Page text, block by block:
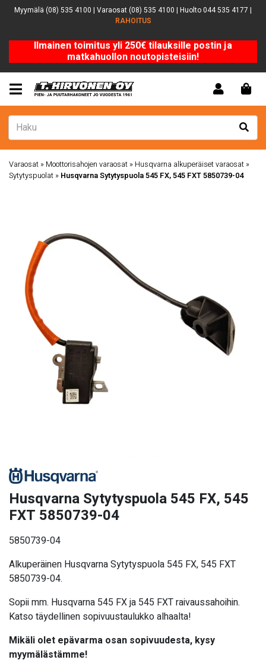
Myymälä (08) 535 4100 | Varaosat (08) 535 4100 | Huolto 044 535 4177 |
RAHOITUS
Ilmainen toimitus yli 250€ tilauksille postin ja
matkahuollon noutopisteisiin!
Varaosat » Moottorisahojen varaosat » Husqvarna alkuperäiset varaosat »
Sytytyspuolat » Husqvarna Sytytyspuola 545 FX, 545 FXT 5850739-04
Husqvarna Sytytyspuola 545 FX, 545
FXT 5850739-04
5850739-04
Alkuperäinen Husqvarna Sytytyspuola 545 FX, 545 FXT
5850739-04.
Sopii mm. Husqvarna 545 FX ja 545 FXT raivaussahoihin.
Katso täydellinen sopivuustaulukko alhaalta!
Mikäli olet epävarma osan sopivuudesta, kysy
myymälästämme!